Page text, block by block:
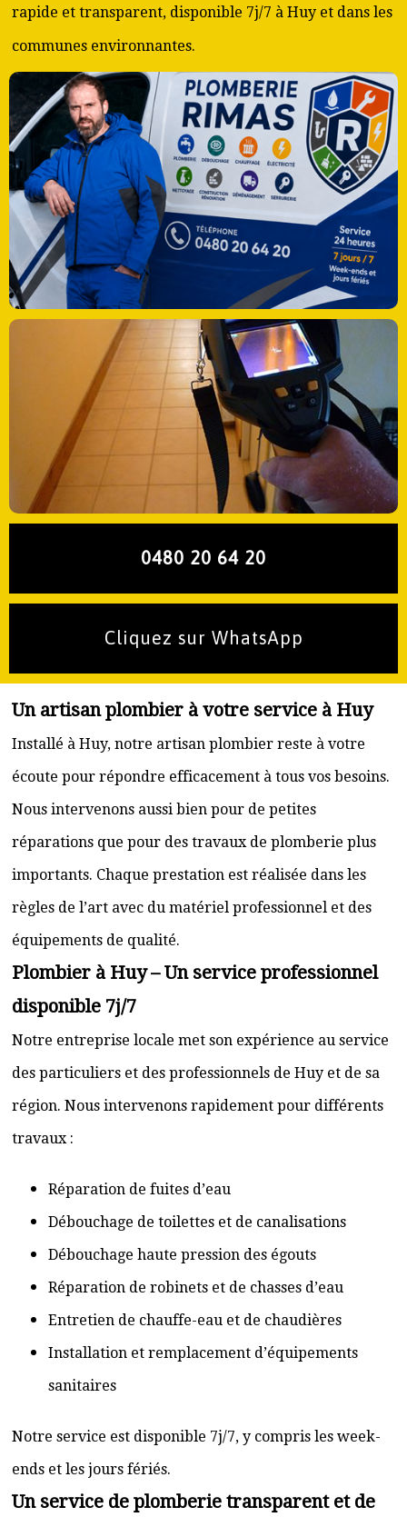
rapide et transparent, disponible 7j/7 à Huy et dans les
communes environnantes.
0480 20 64 20
Cliquez sur WhatsApp
Un artisan plombier à votre service à Huy
Installé à Huy, notre artisan plombier reste à votre
écoute pour répondre efficacement à tous vos besoins.
Nous intervenons aussi bien pour de petites
réparations que pour des travaux de plomberie plus
importants. Chaque prestation est réalisée dans les
règles de l’art avec du matériel professionnel et des
équipements de qualité.
Plombier à Huy – Un service professionnel
disponible 7j/7
Notre entreprise locale met son expérience au service
des particuliers et des professionnels de Huy et de sa
région. Nous intervenons rapidement pour différents
travaux :
Réparation de fuites d’eau
Débouchage de toilettes et de canalisations
Débouchage haute pression des égouts
Réparation de robinets et de chasses d’eau
Entretien de chauffe-eau et de chaudières
Installation et remplacement d’équipements
sanitaires
Notre service est disponible 7j/7, y compris les week-
ends et les jours fériés.
Un service de plomberie transparent et de